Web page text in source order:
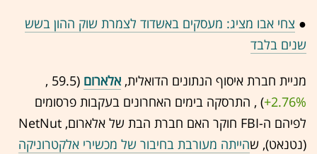
● צחי אבו מציג: מעסקים באשדוד לצמרת שוק ההון בשש
שנים בלבד
מניית חברת איסוף הנתונים הדואלית,אלארום (59.5 ,‎
+2.76%‏) , התרסקה בימים האחרונים בעקבות פרסומים
לפיהם ה-FBI חוקר האם חברת הבת של אלארום, NetNut
(נטנאט), שהייתה מעורבת בחיבור של מכשירי אלקטרוניקה